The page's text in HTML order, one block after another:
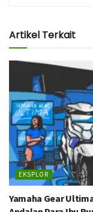
Artikel Terkait
EKSPLOR
Yamaha Gear